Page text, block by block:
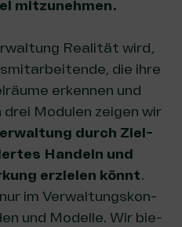
mitzunehmen.
Rea­li­tät wird,
die ihre
erken­nen und
Modu­len zei­gen wir
durch Ziel­
Han­deln und
erzie­len könnt.
im Ver­wal­tungs­kon­
und Model­le. Wir bie­